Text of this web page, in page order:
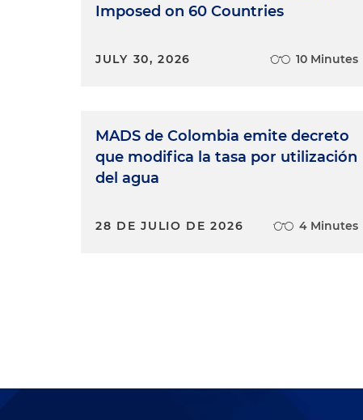
Imposed on 60 Countries
JULY 30, 2026 10 Minutes
MADS de Colombia emite decreto
que modifica la tasa por utilización
del agua
28 DE JULIO DE 2026 4 Minutes